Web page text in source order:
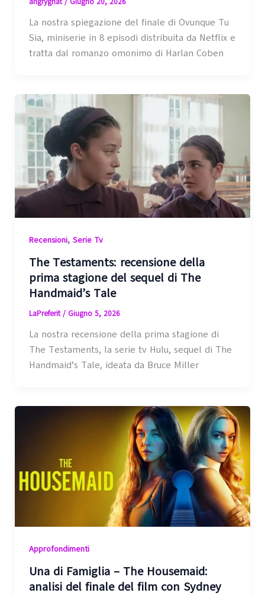
La nostra spiegazione del finale di Ovunque Tu
Sia, miniserie in 8 episodi distribuita da Netflix e
tratta dal romanzo omonimo di Harlan Coben
Recensioni, Serie Tv
The Testaments: recensione della
prima stagione del sequel di The
Handmaid’s Tale
LaPreferit/ Giugno 5, 2026
La nostra recensione della prima stagione di
The Testaments, la serie tv Hulu, sequel di The
Handmaid’s Tale, ideata da Bruce Miller
Approfondimenti
Una di Famiglia – The Housemaid:
analisi del finale del film con Sydney